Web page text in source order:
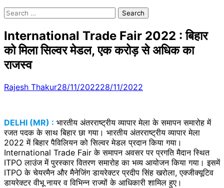
Search
International Trade Fair 2022 : बिहार
को मिला सिल्वर मेडल, एक करोड़ से अधिक का
राजस्व
Rajesh Thakur28/11/202228/11/2022
DELHI (MR) : भारतीय अंतरराष्ट्रीय व्यापार मेला के समापन समारोह में
रजत पदक के साथ बिहार छा गया। भारतीय अंतरराष्ट्रीय व्यापार मेला
2022 में बिहार पैविलियन को सिल्वर मेडल प्रदान किया गया।
International Trade Fair के समापन अवसर पर प्रगति मैदान स्थित
ITPO लाउंज में पुरस्कार वितरण समारोह का भव्य आयोजन किया गया। इसमें
ITPO के चेयरमैन और मैनेजिंग डायरेक्टर प्रदीप सिंह खरोला, एक्जीक्यूटिव
डायरेक्टर वीभू नायर व विभिन्न राज्यों के आधिकारी शामिल हुए।